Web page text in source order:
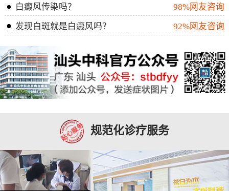
白癜风传染吗？
98%网友咨询
发现白斑就是白癜风吗？
92%网友咨询
规范化诊疗服务